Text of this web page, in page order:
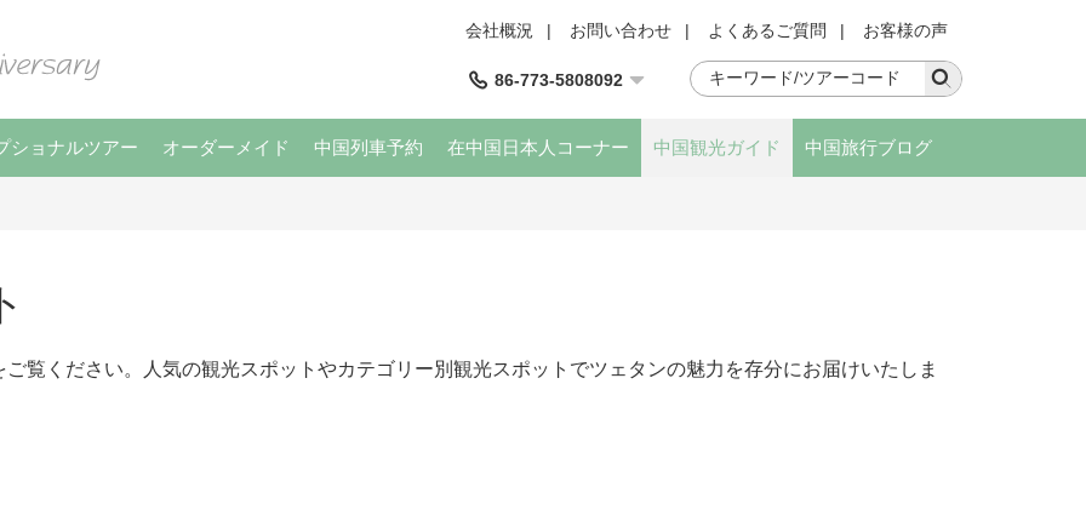
会社概況 | お問い合わせ | よくあるご質問 | お客様の声
86-773-5808092
ショナルツアー オーダーメイド 中国列車予約 在中国日本人コーナー 中国観光ガイド 中国旅行ブログ
覧ください。人気の観光スポットやカテゴリー別観光スポットでツェタンの魅力を存分にお届けいたしま